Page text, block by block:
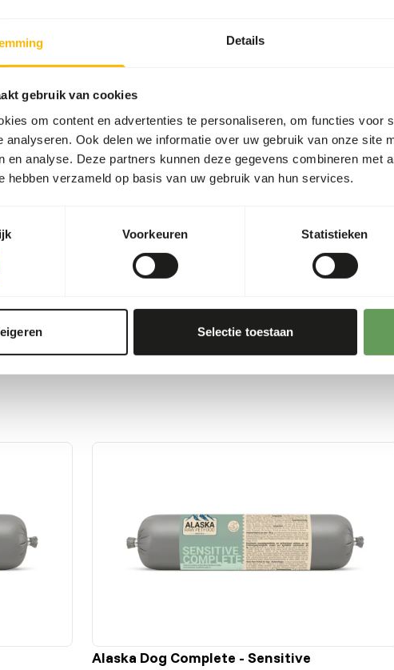
Details
gebruik van cookies
om content en advertenties te personaliseren, om functies voor
analyseren. Ook delen we informatie over uw gebruik van onze site
en analyse. Deze partners kunnen deze gegevens combineren met
hebben verzameld op basis van uw gebruik van hun services.
Voorkeuren Statistieken
Selectie toestaan
Fosfor
0,3%
Energie
(kcal/100 g)
169
Voedingsadvies
Let op: Variatie met
daarom de
Alaska Dog Complete - Sensitive